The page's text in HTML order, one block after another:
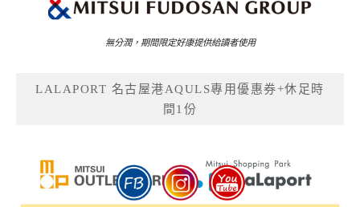
無分潤，期間限定好康提供給讀者使用
LALAPORT 名古屋港AQULS專用優惠券+休足時
間1份